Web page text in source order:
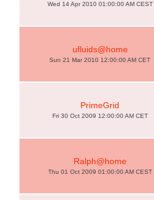
Wed 14 Apr 2010 01:00:00 AM CEST
ufluids@home
Sun 21 Mar 2010 12:00:00 AM CET
PrimeGrid
Fri 30 Oct 2009 12:00:00 AM CET
Ralph@home
Thu 01 Oct 2009 01:00:00 AM CEST